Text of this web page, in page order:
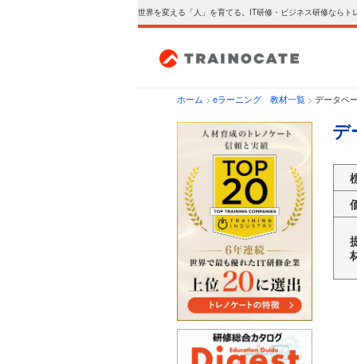
世界を変える「人」を育てる。IT研修・ビジネス研修ならト
ホーム > eラーニング 教材一覧 > データベ
デ